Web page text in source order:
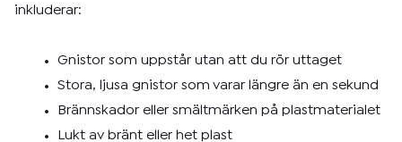
inkluderar:
Gnistor som uppstår utan att du rör uttaget
Stora, ljusa gnistor som varar längre än en sekund
Brännskador eller smältmärken på plastmaterialet
Lukt av bränt eller het plast